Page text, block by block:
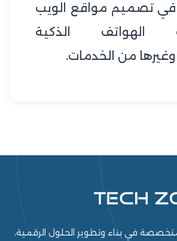
في تصميم مواقع الويب
الهواتف الذكية
وغيرها من الخدمات.
في بناء وتطوير الحلول الرقمية،